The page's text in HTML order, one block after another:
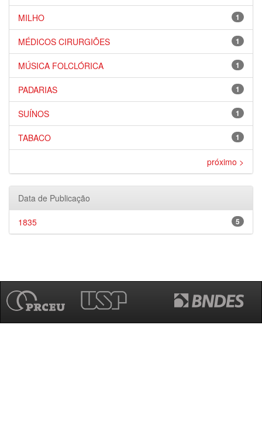
1
MILHO
1
MÉDICOS CIRURGIÕES
1
MÚSICA FOLCLÓRICA
1
PADARIAS
1
SUÍNOS
1
TABACO
próximo >
Data de Publicação
5
1835